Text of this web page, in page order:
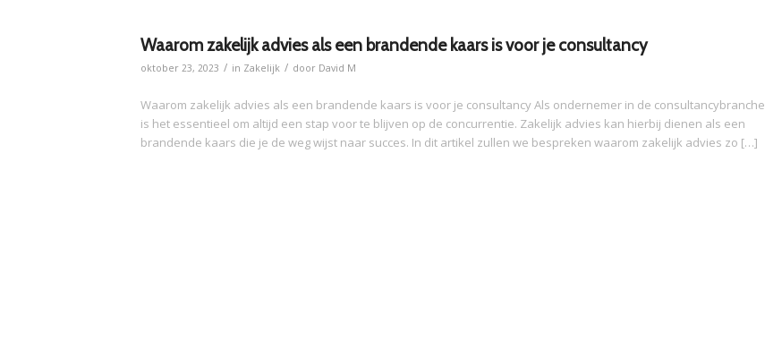
Waarom zakelijk advies als een brandende kaars is voor je consultancy
oktober 23, 2023 / in Zakelijk / door David M
Waarom zakelijk advies als een brandende kaars is voor je consultancy Als ondernemer in de consultancybranche
is het essentieel om altijd een stap voor te blijven op de concurrentie. Zakelijk advies kan hierbij dienen als een
brandende kaars die je de weg wijst naar succes. In dit artikel zullen we bespreken waarom zakelijk advies zo […]